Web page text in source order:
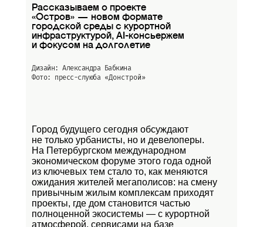
Рассказываем о проекте
«Остров» — новом формате
городской среды с курортной
инфраструктурой, AI-консьержем
и фокусом на долголетие
Дизайн: Александра Бабкина
Фото: пресс-слуюба «Донстрой»
Город будущего сегодня обсуждают
не только урбанисты, но и девелоперы.
На Петербургском международном
экономическом форуме этого года одной
из ключевых тем стало то, как меняются
ожидания жителей мегаполисов: на смену
привычным жилым комплексам приходят
проекты, где дом становится частью
полноценной экосистемы — с курортной
атмосферой, сервисами на базе